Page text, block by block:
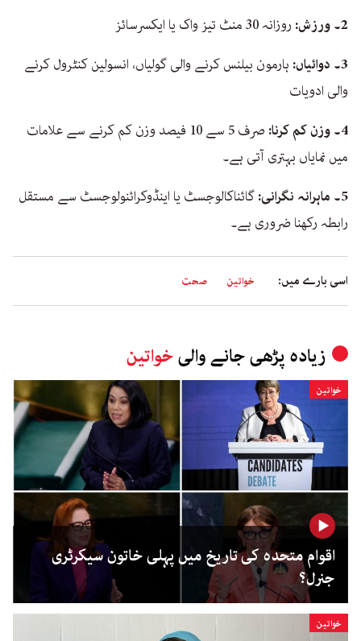
2۔ ورزش:
روزانہ 30 منٹ تیز واک یا ایکسرسائز
3۔ دوائیاں:
ہارمون بیلنس کرنے والی گولیاں، انسولین کنٹرول کرنے
والی ادویات
4۔ وزن کم کرنا:
صرف 5 سے 10 فیصد وزن کم کرنے سے علامات
میں نمایاں بہتری آتی ہے۔
5۔ ماہرانہ نگرانی:
گائناکالوجسٹ یا اینڈوکرائنولوجسٹ سے مستقل
رابطہ رکھنا ضروری ہے۔
اسی بارے میں: خواتین صحت
زیادہ پڑھی جانے والیخواتین
خواتین
اقوام متحدہ کی تاریخ میں پہلی خاتون سیکرٹری
جنرل؟
خواتین